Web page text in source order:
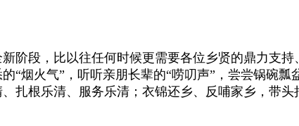
段，比以往任何时候更需要各位乡贤的鼎力支持
烟火气”，听听亲朋长辈的“唠叨声”，尝尝锅碗瓢
扎根乐清、服务乐清；衣锦还乡、反哺家乡，带